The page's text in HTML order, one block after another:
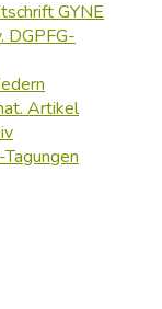
GYNE
DGPFG-
Artikel